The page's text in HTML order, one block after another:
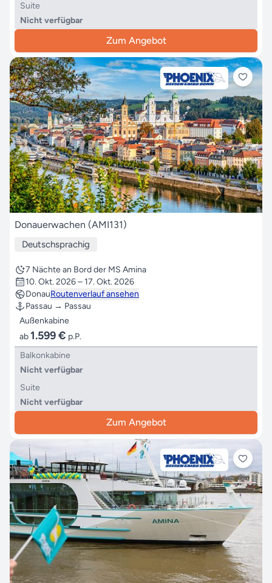
Suite
Nicht verfügbar
Zum Angebot
Donauerwachen (AMI131)
Deutschsprachig
7 Nächte an Bord der MS Amina
10. Okt. 2026 – 17. Okt. 2026
DonauRoutenverlauf ansehen
Passau → Passau
Außenkabine
ab1.599 € p.P.
Balkonkabine
Nicht verfügbar
Suite
Nicht verfügbar
Zum Angebot